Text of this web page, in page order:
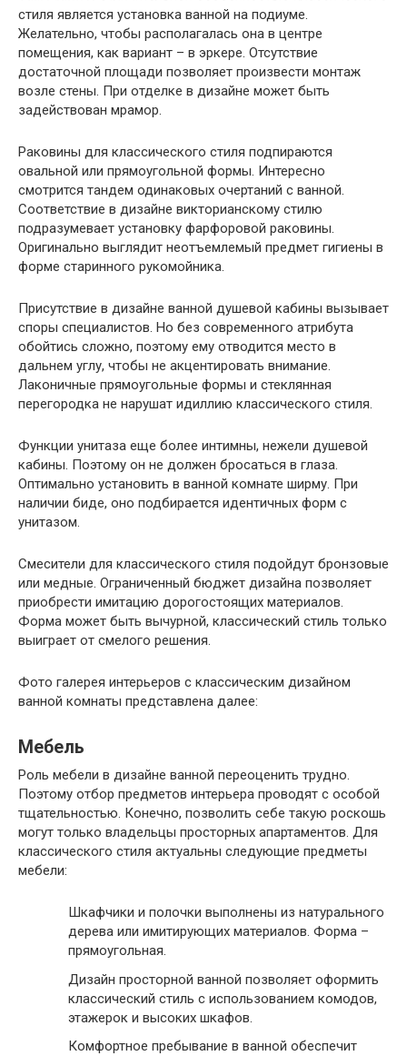
стиля является установка ванной на подиуме.
Желательно, чтобы располагалась она в центре
помещения, как вариант – в эркере. Отсутствие
достаточной площади позволяет произвести монтаж
возле стены. При отделке в дизайне может быть
задействован мрамор.
Раковины для классического стиля подпираются
овальной или прямоугольной формы. Интересно
смотрится тандем одинаковых очертаний с ванной.
Соответствие в дизайне викторианскому стилю
подразумевает установку фарфоровой раковины.
Оригинально выглядит неотъемлемый предмет гигиены в
форме старинного рукомойника.
Присутствие в дизайне ванной душевой кабины вызывает
споры специалистов. Но без современного атрибута
обойтись сложно, поэтому ему отводится место в
дальнем углу, чтобы не акцентировать внимание.
Лаконичные прямоугольные формы и стеклянная
перегородка не нарушат идиллию классического стиля.
Функции унитаза еще более интимны, нежели душевой
кабины. Поэтому он не должен бросаться в глаза.
Оптимально установить в ванной комнате ширму. При
наличии биде, оно подбирается идентичных форм с
унитазом.
Смесители для классического стиля подойдут бронзовые
или медные. Ограниченный бюджет дизайна позволяет
приобрести имитацию дорогостоящих материалов.
Форма может быть вычурной, классический стиль только
выиграет от смелого решения.
Фото галерея интерьеров с классическим дизайном
ванной комнаты представлена далее:
Мебель
Роль мебели в дизайне ванной переоценить трудно.
Поэтому отбор предметов интерьера проводят с особой
тщательностью. Конечно, позволить себе такую роскошь
могут только владельцы просторных апартаментов. Для
классического стиля актуальны следующие предметы
мебели:
Шкафчики и полочки выполнены из натурального
дерева или имитирующих материалов. Форма –
прямоугольная.
Дизайн просторной ванной позволяет оформить
классический стиль с использованием комодов,
этажерок и высоких шкафов.
Комфортное пребывание в ванной обеспечит